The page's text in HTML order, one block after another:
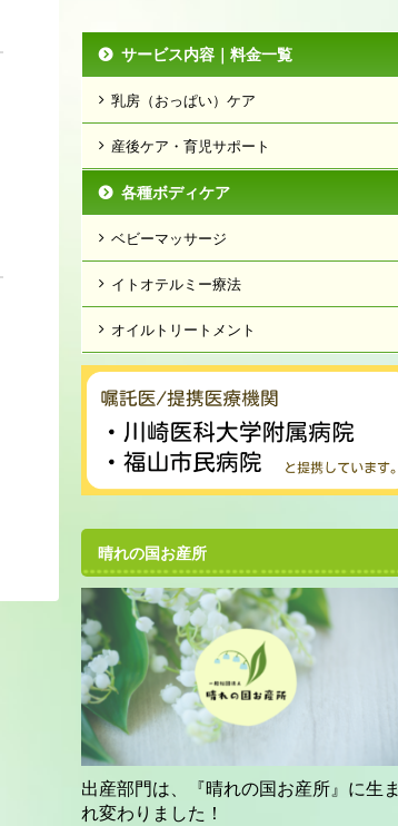
サービス内容｜料金一覧
乳房（おっぱい）ケア
産後ケア・育児サポート
各種ボディケア
ベビーマッサージ
イトオテルミー療法
オイルトリートメント
晴れの国お産所
出産部門は、『晴れの国お産所』に生ま
れ変わりました！